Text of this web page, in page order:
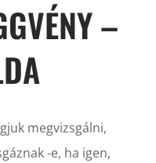
–
megvizsgálni,
-e, ha igen,